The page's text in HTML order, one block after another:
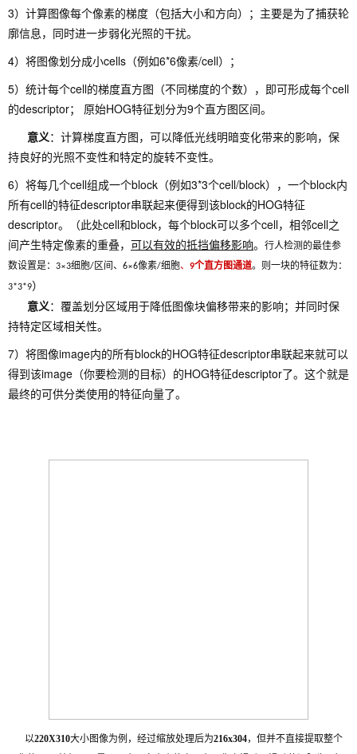
3）计算图像每个像素的梯度（包括大小和方向）；主要是为了捕获轮
廓信息，同时进一步弱化光照的干扰。
4）将图像划分成小cells（例如6*6像素/cell）；
5）统计每个cell的梯度直方图（不同梯度的个数），即可形成每个cell
的descriptor； 原始HOG特征划分为9个直方图区间。
意义：计算梯度直方图，可以降低光线明暗变化带来的影响，保
持良好的光照不变性和特定的旋转不变性。
6）将每几个cell组成一个block（例如3*3个cell/block），一个block内
所有cell的特征descriptor串联起来便得到该block的HOG特征
descriptor。（此处cell和block，每个block可以多个cell，相邻cell之
间产生特定像素的重叠， 可以有效的抵挡偏移影响。 行人检测的最佳参
数设置是：
3×3细胞/区间、 6×6像素/细胞、 9个直方图通道。则一块的特征数为：
3*3*9）
意义：覆盖划分区域用于降低图像块偏移带来的影响；并同时保
持特定区域相关性。
7）将图像image内的所有block的HOG特征descriptor串联起来就可以
得到该image（你要检测的目标）的HOG特征descriptor了。这个就是
最终的可供分类使用的特征向量了。
以220X310大小图像为例，经过缩放处理后为216x304，但并不直接提取整个